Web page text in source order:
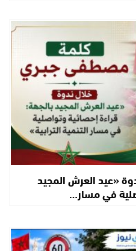
«عيد العرش المجيد
في مسار…